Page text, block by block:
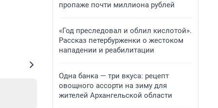
пропаже почти миллиона рублей
«Год преследовал и облил кислотой».
Рассказ петербурженки о жестоком
нападении и реабилитации
Одна банка — три вкуса: рецепт
овощного ассорти на зиму для
жителей Архангельской области